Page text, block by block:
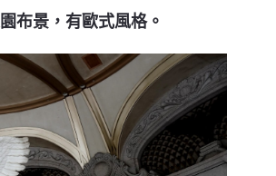
布景，有歐式風格。